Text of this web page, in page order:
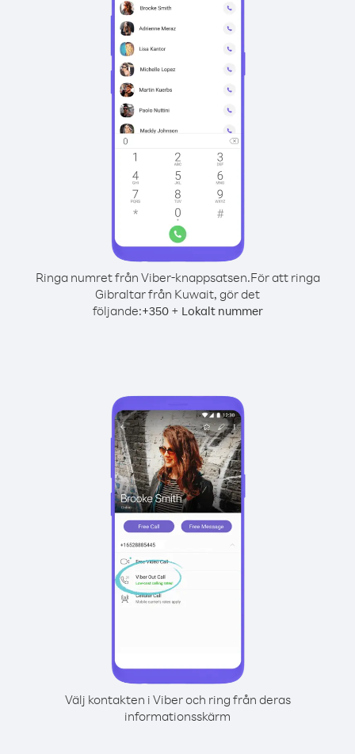
Ringa numret från Viber-knappsatsen.För att ringa
Gibraltar från Kuwait, gör det
följande:+350+ Lokalt nummer
Välj kontakten i Viber och ring från deras
informationsskärm